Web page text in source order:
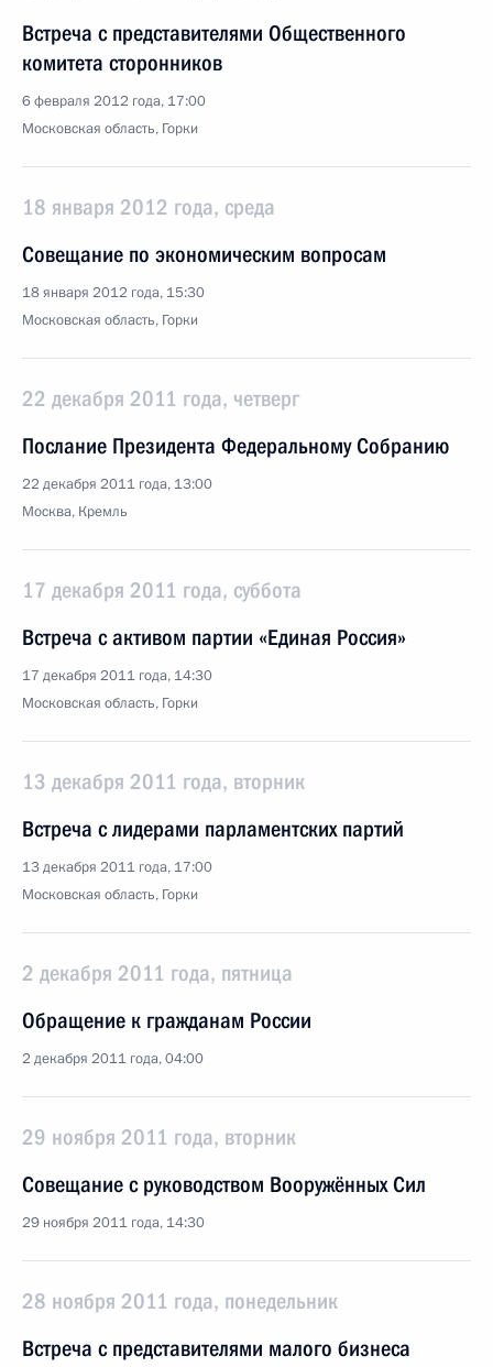
Встреча с представителями Общественного
комитета сторонников
6 февраля 2012 года, 17:00
Московская область, Горки
18 января 2012 года, среда
Совещание по экономическим вопросам
18 января 2012 года, 15:30
Московская область, Горки
22 декабря 2011 года, четверг
Послание Президента Федеральному Собранию
22 декабря 2011 года, 13:00
Москва, Кремль
17 декабря 2011 года, суббота
Встреча с активом партии «Единая Россия»
17 декабря 2011 года, 14:30
Московская область, Горки
13 декабря 2011 года, вторник
Встреча с лидерами парламентских партий
13 декабря 2011 года, 17:00
Московская область, Горки
2 декабря 2011 года, пятница
Обращение к гражданам России
2 декабря 2011 года, 04:00
29 ноября 2011 года, вторник
Совещание с руководством Вооружённых Сил
29 ноября 2011 года, 14:30
28 ноября 2011 года, понедельник
Встреча с представителями малого бизнеса